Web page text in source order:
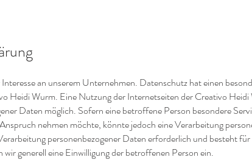
an unserem Unternehmen. Datenschutz hat einen
Heidi Wurm. Eine Nutzung der Internetseiten der Creativo
Daten möglich. Sofern eine betroffene Person besondere
nehmen möchte, könnte jedoch eine Verarbeitung
personenbezogener Daten erforderlich und besteht
wir generell eine Einwilligung der betroffenen Person ein.